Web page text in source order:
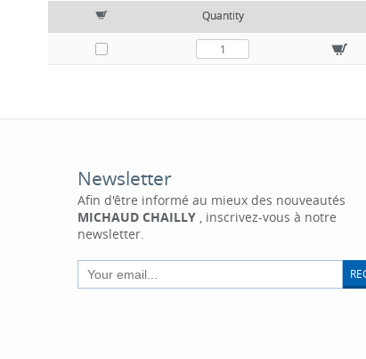
Quantity
Newsletter
Afin d'être informé au mieux des nouveautés
MICHAUD CHAILLY, inscrivez-vous à notre
newsletter.